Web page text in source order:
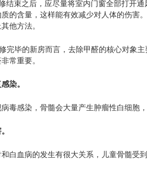
结束之后，应尽量将室内门窗全部打开
的含量，这样能有效减少对人体的伤害
他方法。
完毕的新房而言，去除甲醛的核心对象
常重要。
染。
毒感染，骨髓会大量产生肿瘤性白细胞
白血病的发生有很大关系，儿童骨髓受